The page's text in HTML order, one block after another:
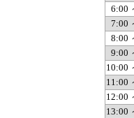
6:00
7:00
8:00
9:00
10:00
11:00
12:00
13:00